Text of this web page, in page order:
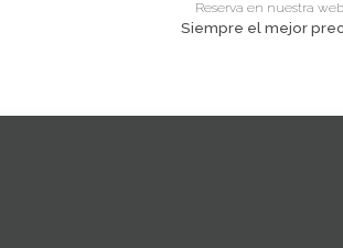
Reserva en nuestra web
Siempre el mejor